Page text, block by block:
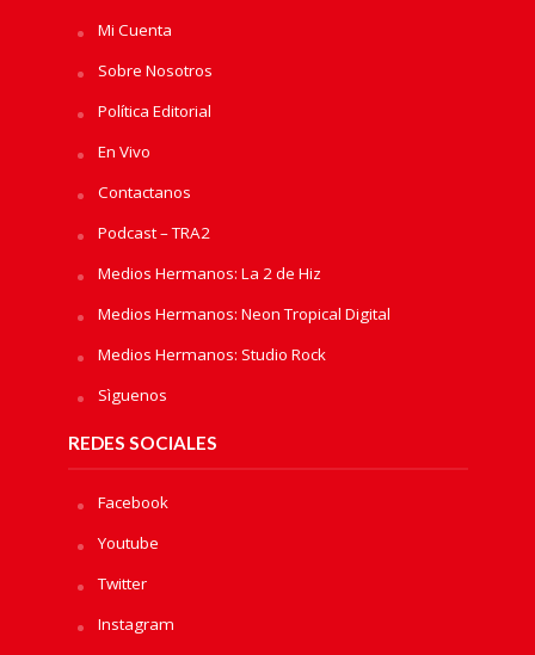
Mi Cuenta
Sobre Nosotros
Política Editorial
En Vivo
Contactanos
Podcast – TRA2
Medios Hermanos: La 2 de Hiz
Medios Hermanos: Neon Tropical Digital
Medios Hermanos: Studio Rock
Sìguenos
REDES SOCIALES
Facebook
Youtube
Twitter
Instagram